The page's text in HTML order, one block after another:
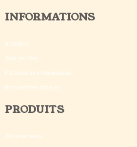
INFORMATIONS
A propos
Avis certifiés
Partenaires et revendeurs
Recrutement auteurs
PRODUITS
Abonnements